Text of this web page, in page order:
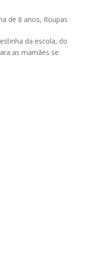
de 8 anos, Roupas
da escola, do
as mamães se